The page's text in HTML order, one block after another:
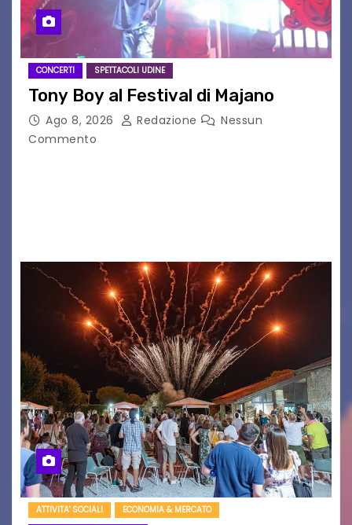
CONCERTI SPETTACOLI UDINE
Tony Boy al Festival di Majano
Ago 8, 2026 Redazione
Nessun
Commento
ATTIVITA' SOCIALI
ECONOMIA & MERCATO